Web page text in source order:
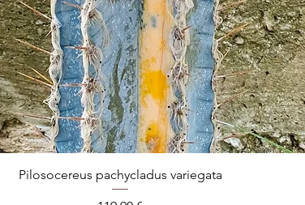
Pilosocereus pachycladus variegata